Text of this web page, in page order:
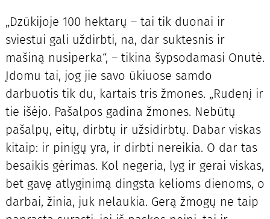
„Dzūkijoje 100 hektarų – tai tik duonai ir
sviestui gali uždirbti, na, dar suktesnis ir
mašiną nusiperka“, – tikina šypsodamasi Onutė.
Įdomu tai, jog jie savo ūkiuose samdo
darbuotis tik du, kartais tris žmones. „Rudenį ir
tie išėjo. Pašalpos gadina žmones. Nebūtų
pašalpų, eitų, dirbtų ir užsidirbtų. Dabar viskas
kitaip: ir pinigų yra, ir dirbti nereikia. O dar tas
besaikis gėrimas. Kol negeria, lyg ir gerai viskas,
bet gavę atlyginimą dingsta kelioms dienoms, o
darbai, žinia, juk nelaukia. Gerą žmogų ne taip